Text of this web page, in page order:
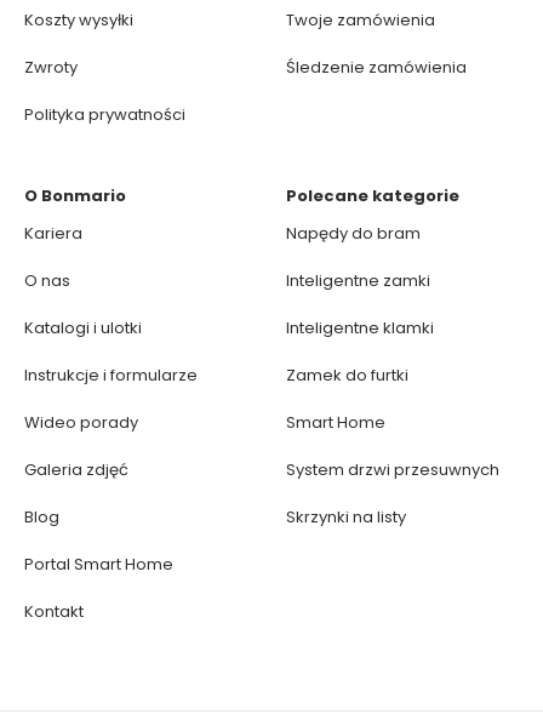
Koszty wysyłki
Zwroty
Polityka prywatności
Twoje zamówienia
Śledzenie zamówienia
O Bonmario
Kariera
O nas
Katalogi i ulotki
Instrukcje i formularze
Wideo porady
Galeria zdjęć
Blog
Portal Smart Home
Kontakt
Polecane kategorie
Napędy do bram
Inteligentne zamki
Inteligentne klamki
Zamek do furtki
Smart Home
System drzwi przesuwnych
Skrzynki na listy